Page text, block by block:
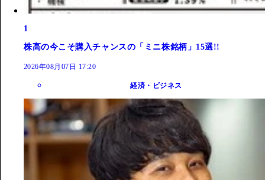
1
株高の今こそ購入チャンスの「ミニ株銘柄」15選!!
2026年08月07日 17:20
経済・ビジネス